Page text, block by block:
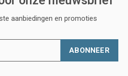
aanbiedingen en promoties
ABONNEER